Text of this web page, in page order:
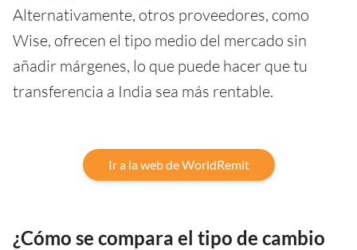
Alternativamente, otros proveedores, como
Wise, ofrecen el tipo medio del mercado sin
añadir márgenes, lo que puede hacer que tu
transferencia a India sea más rentable.
Ir a la web de WorldRemit
¿Cómo se compara el tipo de cambio